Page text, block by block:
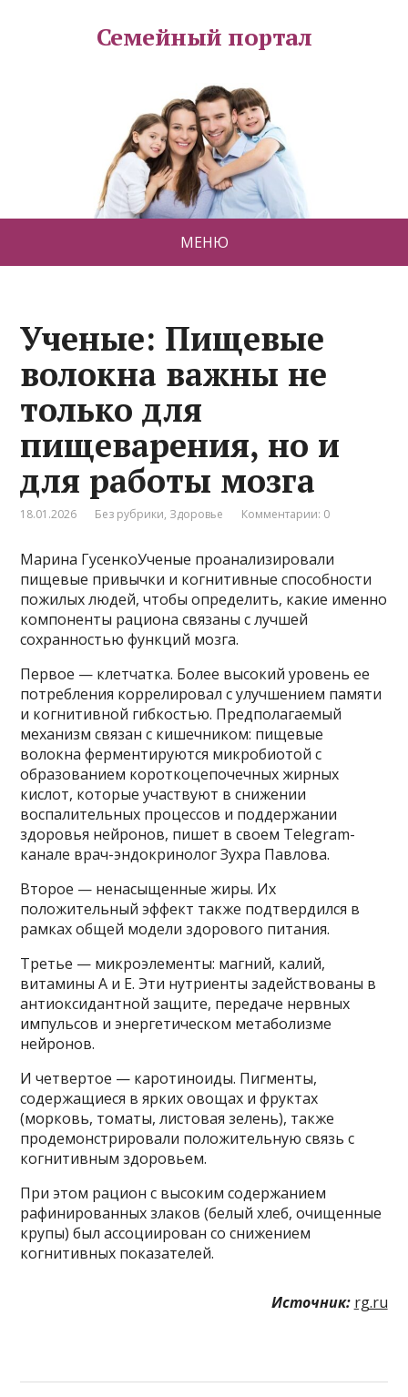
Семейный портал
МЕНЮ
Ученые: Пищевые
волокна важны не
только для
пищеварения, но и
для работы мозга
18.01.2026 Без рубрики, Здоровье Комментарии: 0
Марина ГусенкоУченые проанализировали
пищевые привычки и когнитивные способности
пожилых людей, чтобы определить, какие именно
компоненты рациона связаны с лучшей
сохранностью функций мозга.
Первое — клетчатка. Более высокий уровень ее
потребления коррелировал с улучшением памяти
и когнитивной гибкостью. Предполагаемый
механизм связан с кишечником: пищевые
волокна ферментируются микробиотой с
образованием короткоцепочечных жирных
кислот, которые участвуют в снижении
воспалительных процессов и поддержании
здоровья нейронов, пишет в своем Telegram-
канале врач-эндокринолог Зухра Павлова.
Второе — ненасыщенные жиры. Их
положительный эффект также подтвердился в
рамках общей модели здорового питания.
Третье — микроэлементы: магний, калий,
витамины A и E. Эти нутриенты задействованы в
антиоксидантной защите, передаче нервных
импульсов и энергетическом метаболизме
нейронов.
И четвертое — каротиноиды. Пигменты,
содержащиеся в ярких овощах и фруктах
(морковь, томаты, листовая зелень), также
продемонстрировали положительную связь с
когнитивным здоровьем.
При этом рацион с высоким содержанием
рафинированных злаков (белый хлеб, очищенные
крупы) был ассоциирован со снижением
когнитивных показателей.
Источник: rg.ru